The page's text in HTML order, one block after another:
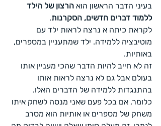
בעיני הדבר הראשון הוא הרצון של הילד
ללמוד דברים חדשים, הסקרנות.
לקראת כיתה א נרצה לראות ילד עם
מוטיבציה ללמידה. ילד שמתעניין במספרים,
באותיות.
זה לא חייב להיות הדבר שהכי מעניין אותו
בעולם אבל גם לא נרצה לראות אותו
בהתנגדות ללמידה של הדברים האלו.
כלומר, אם בכל פעם שאני מנסה לשחק איתו
משחק של מספרים או אותיות הוא מסרב